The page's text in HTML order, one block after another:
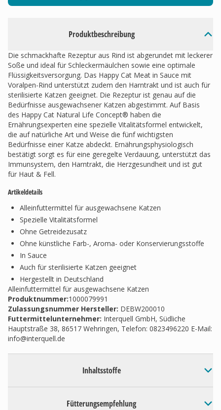
Produktbeschreibung
Die schmackhafte Rezeptur aus Rind ist abgerundet mit leckerer
Soße und ideal für Schleckermäulchen sowie eine optimale
Flüssigkeitsversorgung. Das Happy Cat Meat in Sauce mit
Voralpen-Rind unterstützt zudem den Harntrakt und ist auch für
sterilisierte Katzen geeignet. Die Rezeptur ist genau auf die
Bedürfnisse ausgewachsener Katzen abgestimmt. Auf Basis
des Happy Cat Natural Life Concept® haben die
Ernährungsexperten eine spezielle Vitalitätsformel entwickelt,
die auf natürliche Art und Weise die fünf wichtigsten
Bedürfnisse einer Katze abdeckt. Ernährungsphysiologisch
bestätigt sorgt es für eine geregelte Verdauung, unterstützt das
Immunsystem, den Harntrakt, die Herzgesundheit und ist gut
für Haut & Fell.
Artikeldetails
Alleinfuttermittel für ausgewachsene Katzen
Spezielle Vitalitätsformel
Ohne Getreidezusatz
Ohne künstliche Farb-, Aroma- oder Konservierungsstoffe
In Sauce
Auch für sterilisierte Katzen geeignet
Hergestellt in Deutschland
Alleinfuttermittel für ausgewachsene Katzen
Produktnummer:1000079991
Zulassungsnummer Hersteller: DEBW200010
Futtermittelunternehmer: Interquell GmbH, Südliche
Hauptstraße 38, 86517 Wehringen, Telefon: 0823496220 E-Mail:
info@interquell.de
Inhaltsstoffe
Fütterungsempfehlung